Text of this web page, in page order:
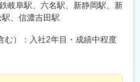
鉄名古屋線「津新町駅」から
市美江寺町二丁目５（各線
バス停より徒歩1分）■静岡支
本通二丁目4-1（静岡鉄道「新
「新浜松駅」から徒歩1分／
岐阜駅、六名駅、新静岡駅、新
、信濃吉田駅
む）：入社2年目・成績中程度